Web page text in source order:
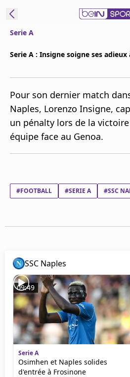
Replays
Podcasts
En Direct
Gérer les
Contactez nous
Grille TV
Mentions légales
Paramétrer mon
Serie A
Serie A : Insigne soigne ses
Pour son dernier match
Naples, Lorenzo Insigne,
un pénalty lors de la
équipe face au Genoa.
#FOOTBALL #SERIE A #SSC
SSC Naples
09:49
Serie A
Osimhen et Naples solides
d'entrée à Frosinone